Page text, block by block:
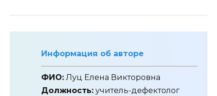
Информация об авторе
ФИО: Луц Елена Викторовна
Должность: учитель-дефектолог